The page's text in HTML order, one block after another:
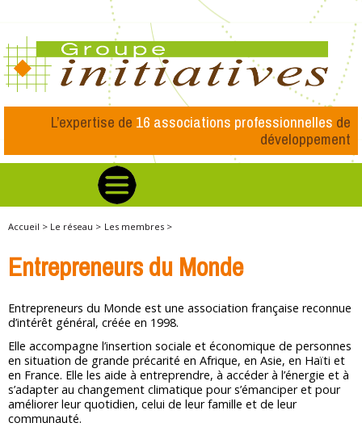
L’expertise de 16 associations professionnelles de
développement
Accueil > Le réseau > Les membres >
Entrepreneurs du Monde
Entrepreneurs du Monde est une association française reconnue
d’intérêt général, créée en 1998.
Elle accompagne l’insertion sociale et économique de personnes
en situation de grande précarité en Afrique, en Asie, en Haïti et
en France. Elle les aide à entreprendre, à accéder à l’énergie et à
s’adapter au changement climatique pour s’émanciper et pour
améliorer leur quotidien, celui de leur famille et de leur
communauté.